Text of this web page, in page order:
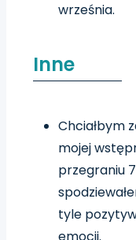
września.
Inne
Chciałbym
mojej
przegraniu
tyle